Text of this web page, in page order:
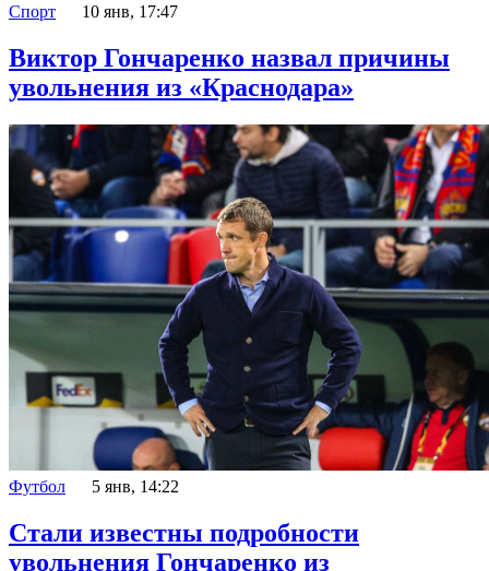
Спорт 10 янв, 17:47
Виктор Гончаренко назвал причины
увольнения из «Краснодара»
Футбол 5 янв, 14:22
Стали известны подробности
увольнения Гончаренко из